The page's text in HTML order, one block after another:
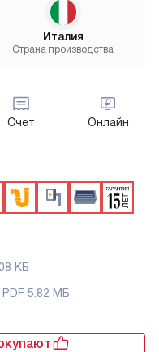
Италия
Страна производства
Счет Онлайн
КБ
PDF 5.82 МБ